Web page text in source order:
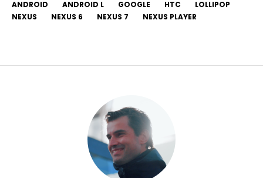
ANDROID ANDROID L GOOGLE HTC
LOLLIPOP
NEXUS
NEXUS 6 NEXUS 7 NEXUS PLAYER